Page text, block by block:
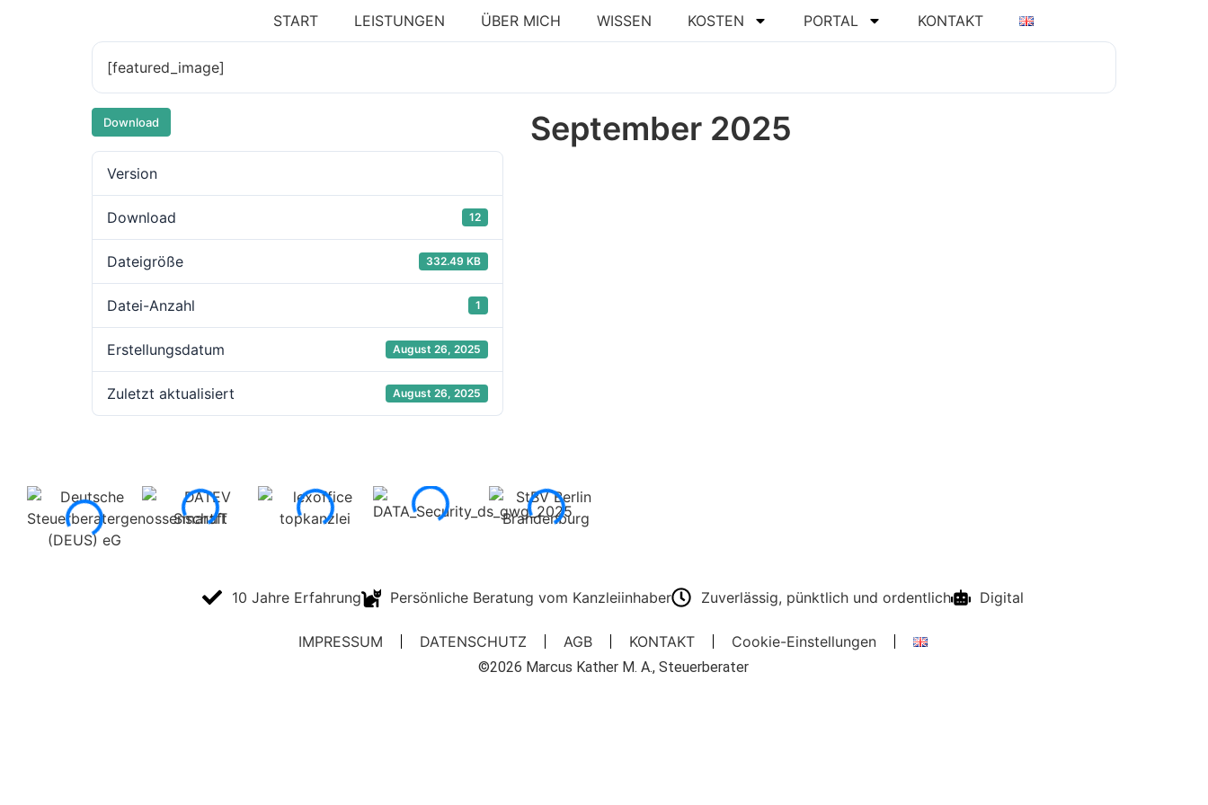
START LEISTUNGEN ÜBER MICH WISSEN KOSTEN PORTAL KONTAKT
[featured_image]
Download
Version
Download 12
Dateigröße 332.49 KB
Datei-Anzahl 1
Erstellungsdatum August 26, 2025
Zuletzt aktualisiert August 26, 2025
September 2025
10 Jahre Erfahrung Persönliche Beratung vom Kanzleiinhaber Zuverlässig, pünktlich und ordentlich Digital
IMPRESSUM DATENSCHUTZ AGB KONTAKT Cookie-Einstellungen
©2026 Marcus Kather M. A., Steuerberater